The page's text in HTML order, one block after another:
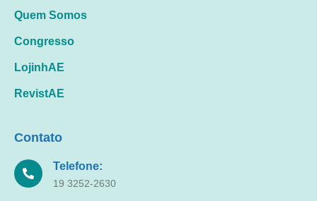
Quem Somos
Congresso
LojinhAE
RevistAE
Contato
Telefone:
19 3252-2630